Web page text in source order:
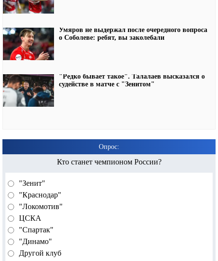
Умяров не выдержал после очередного вопроса
о Соболеве: ребят, вы заколебали
"Редко бывает такое". Талалаев высказался о
судействе в матче с "Зенитом"
Опрос:
Кто станет чемпионом России?
"Зенит"
"Краснодар"
"Локомотив"
ЦСКА
"Спартак"
"Динамо"
Другой клуб